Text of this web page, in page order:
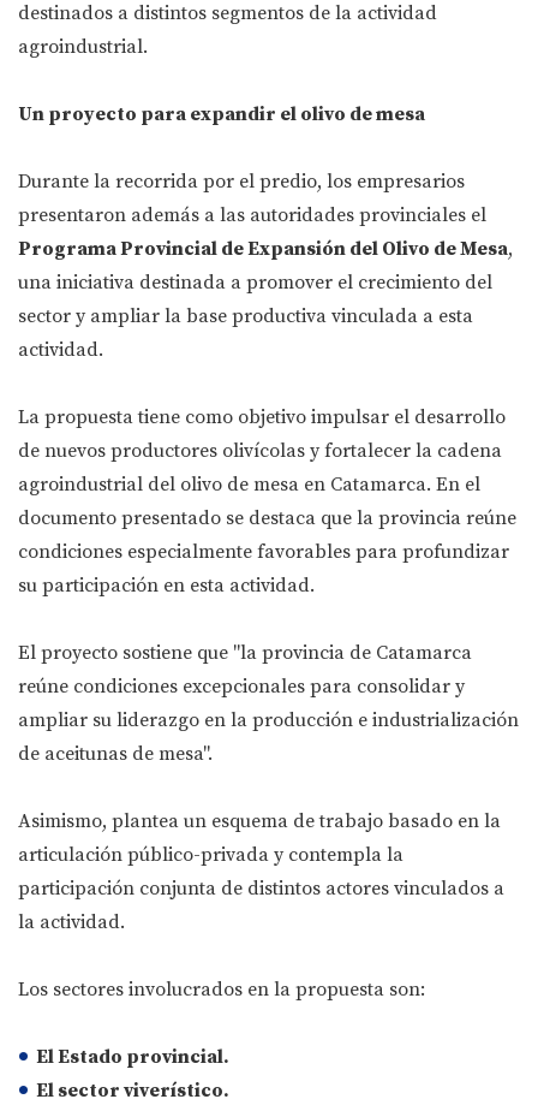
destinados a distintos segmentos de la actividad
agroindustrial.
Un proyecto para expandir el olivo de mesa
Durante la recorrida por el predio, los empresarios
presentaron además a las autoridades provinciales el
Programa Provincial de Expansión del Olivo de Mesa,
una iniciativa destinada a promover el crecimiento del
sector y ampliar la base productiva vinculada a esta
actividad.
La propuesta tiene como objetivo impulsar el desarrollo
de nuevos productores olivícolas y fortalecer la cadena
agroindustrial del olivo de mesa en Catamarca. En el
documento presentado se destaca que la provincia reúne
condiciones especialmente favorables para profundizar
su participación en esta actividad.
El proyecto sostiene que "la provincia de Catamarca
reúne condiciones excepcionales para consolidar y
ampliar su liderazgo en la producción e industrialización
de aceitunas de mesa".
Asimismo, plantea un esquema de trabajo basado en la
articulación público-privada y contempla la
participación conjunta de distintos actores vinculados a
la actividad.
Los sectores involucrados en la propuesta son:
El Estado provincial.
El sector viverístico.